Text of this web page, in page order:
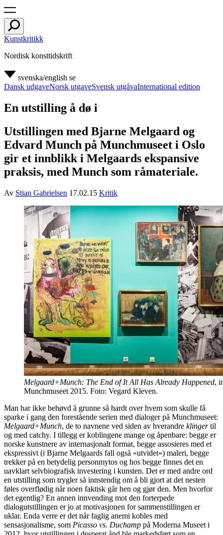
Kunstkritikk
Nordisk konsttidskrift
svenska/english se
Dansk udgaveNorsk utgaveSvensk utgåvaInternational edition
En utstilling å dø i
Utstillingen med Bjarne Melgaard og
Edvard Munch på Munchmuseet i Oslo
gir et innblikk i Melgaards ekspansive
praksis, med Munch som råmateriale.
Av Stian Gabrielsen 17.02.15 Kritik
Melgaard+Munch: The End of It All Has Already Happened,
Munchmuseet 2015. Foto: Vegard Kleven.
Man har ikke behøvd å grunne så hardt over hvem som skulle få
sparke i gang den forestående serien med dialoger på Munchmuseet:
Melgaard+Munch, de to navnene ved siden av hverandre klingertil
og med catchy. I tillegg er koblingene mange og åpenbare: begge er
norske kunstnere av internasjonalt format, begge assosieres med et
ekspressivt (i Bjarne Melgaards fall også «utvidet») maleri, begge
trekker på en betydelig personmytos og hos begge finnes det en
uavklart selvbiografisk investering i kunsten. Det er med andre ord
en utstilling som trygler så innstendig om å bli gjort at det nesten
føles overflødig når noen faktisk går hen og gjør den. Men hvorfor
det egentlig? En annen innvending mot den forterpede
dialogutstillingen er jo at motivasjonen for sammenstillingen er
uklar. Enda verre er det når faglig anemi kobles med
sensasjonalisme, som Picasso vs. Duchamp på Moderna Museet i